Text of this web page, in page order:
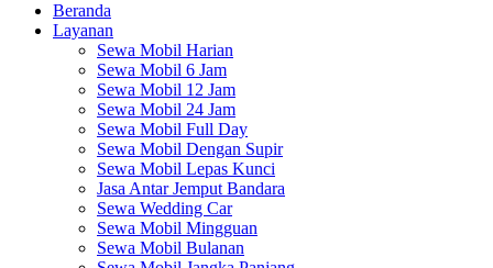
Beranda
Layanan
Sewa Mobil Harian
Sewa Mobil 6 Jam
Sewa Mobil 12 Jam
Sewa Mobil 24 Jam
Sewa Mobil Full Day
Sewa Mobil Dengan Supir
Sewa Mobil Lepas Kunci
Jasa Antar Jemput Bandara
Sewa Wedding Car
Sewa Mobil Mingguan
Sewa Mobil Bulanan